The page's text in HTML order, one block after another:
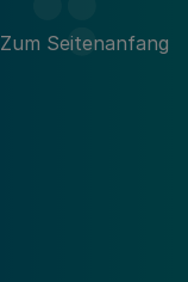
Zum Seitenanfang